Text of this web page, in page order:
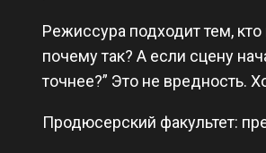
Режиссура подходит тем,
почему так? А если сцену
точнее?” Это не вредность.
Продюсерский факультет: